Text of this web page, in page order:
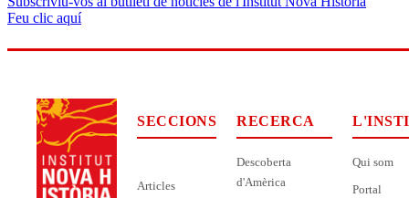
Feu clic aquí
SECCIONS
Articles
RECERCA
Descoberta
d'Amèrica
Qui som
Portal